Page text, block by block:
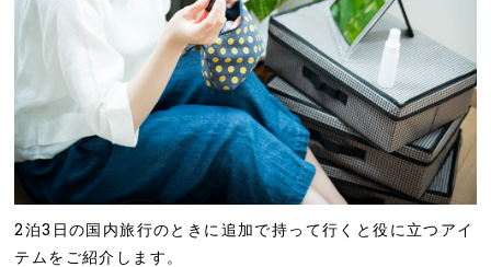
2泊3日の国内旅行のときに追加で持って行くと役に立つアイ
テムをご紹介します。